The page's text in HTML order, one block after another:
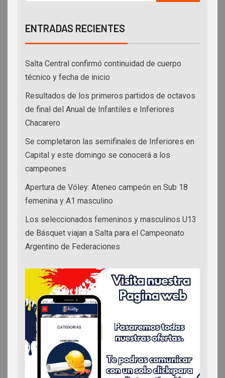
ENTRADAS RECIENTES
Salta Central confirmó continuidad de cuerpo
técnico y fecha de inicio
Resultados de los primeros partidos de octavos
de final del Anual de Infantiles e Inferiores
Chacarero
Se completaron las semifinales de Inferiores en
Capital y este domingo se conocerá a los
campeones
Apertura de Vóley: Ateneo campeón en Sub 18
femenina y A1 masculino
Los seleccionados femeninos y masculinos U13
de Básquet viajan a Salta para el Campeonato
Argentino de Federaciones